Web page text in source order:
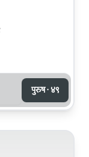
पुरुष · ४९